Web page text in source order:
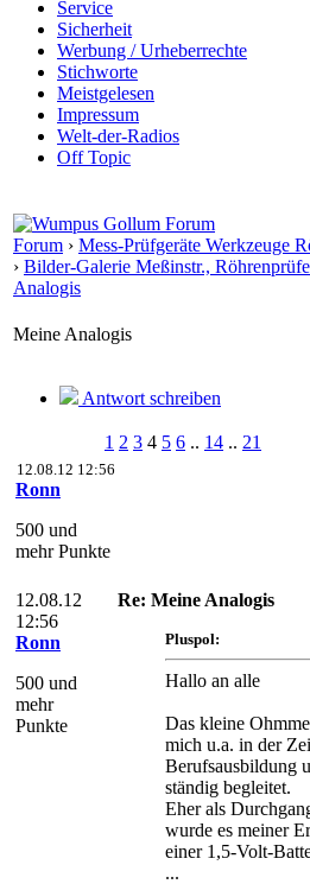
Service
Sicherheit
Werbung / Urheberrechte
Stichworte
Meistgelesen
Impressum
Welt-der-Radios
Off Topic
Forum › Mess-Prüfgeräte Werkzeuge
› Bilder-Galerie Meßinstr.,
Analogis
Meine Analogis
Antwort schreiben
1 2 3 4 5 6 .. 14 .. 21
12.08.12 12:56
Ronn
500 und
mehr Punkte
12.08.12
12:56
Ronn
500 und
mehr
Punkte
Re: Meine Analogis
Pluspol:
Hallo an alle
Das kleine
mich u.a. in der
Berufsausbildung
ständig begleitet.
Eher als
wurde es meiner
einer 1,5-Volt-
...